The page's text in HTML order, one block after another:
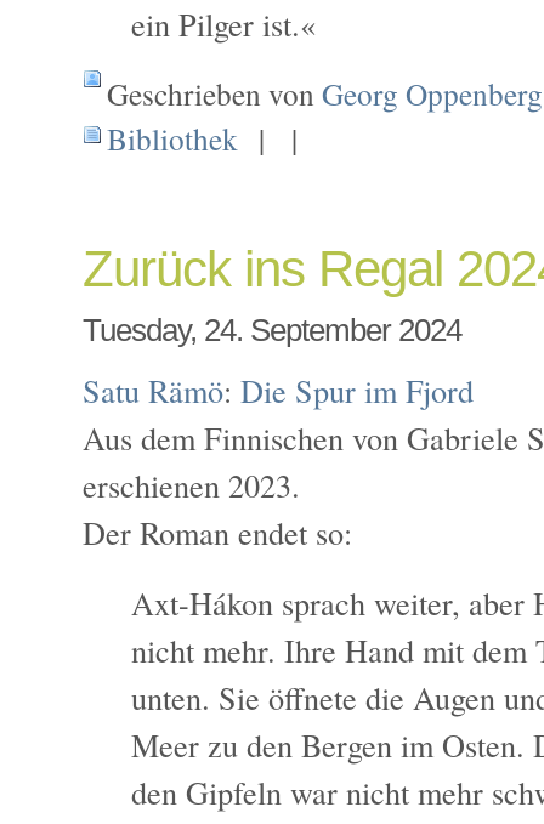
ein Pilger ist.«
Geschrieben vonGeorg Oppenberg
Bibliothek | |
Zurück ins Regal
Tuesday, 24. September 2024
Satu Rämö:Die Spur im Fjord
Aus dem Finnischen von Gabriele
erschienen 2023.
Der Roman endet so:
Axt-Hákon sprach weiter, aber
nicht mehr. Ihre Hand mit dem
unten. Sie öffnete die Augen
Meer zu den Bergen im Osten.
den Gipfeln war nicht mehr